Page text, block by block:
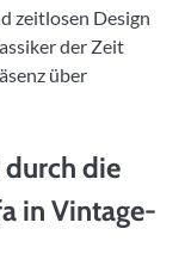
zeitlosen Design
der Zeit
über
durch die
in Vintage-